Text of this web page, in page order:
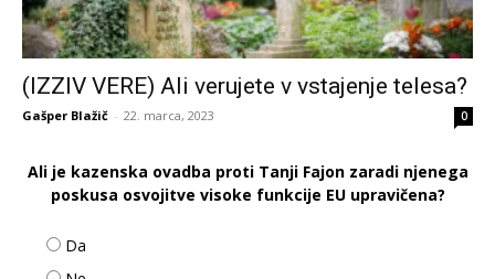
(IZZIV VERE) Ali verujete v vstajenje telesa?
Gašper Blažič - 22. marca, 2023 0
Ali je kazenska ovadba proti Tanji Fajon zaradi njenega
poskusa osvojitve visoke funkcije EU upravičena?
Da